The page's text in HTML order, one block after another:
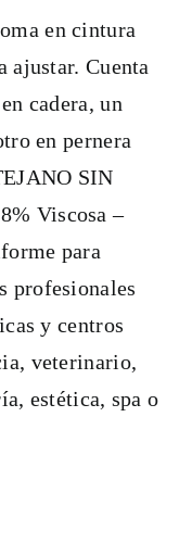
en cintura
ajustar. Cuenta
cadera, un
en pernera
SIN
Viscosa –
para
profesionales
y centros
veterinario,
estética, spa o